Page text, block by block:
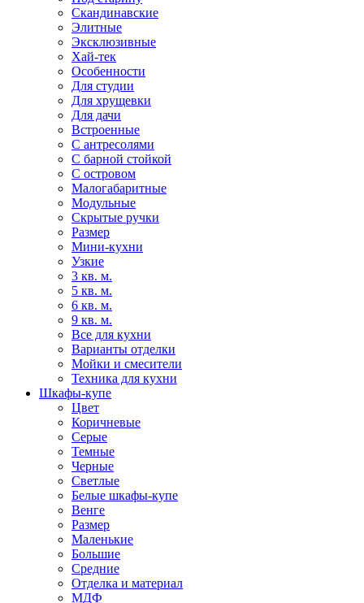
Скандинавские
Элитные
Эксклюзивные
Хай-тек
Особенности
Для студии
Для хрущевки
Для дачи
Встроенные
С антресолями
С барной стойкой
С островом
Малогабаритные
Модульные
Скрытые ручки
Размер
Мини-кухни
Узкие
3 кв. м.
5 кв. м.
6 кв. м.
9 кв. м.
Все для кухни
Варианты отделки
Мойки и смесители
Техника для кухни
Шкафы-купе
Цвет
Коричневые
Серые
Темные
Черные
Светлые
Белые шкафы-купе
Венге
Размер
Маленькие
Большие
Средние
Отделка и материал
МДФ